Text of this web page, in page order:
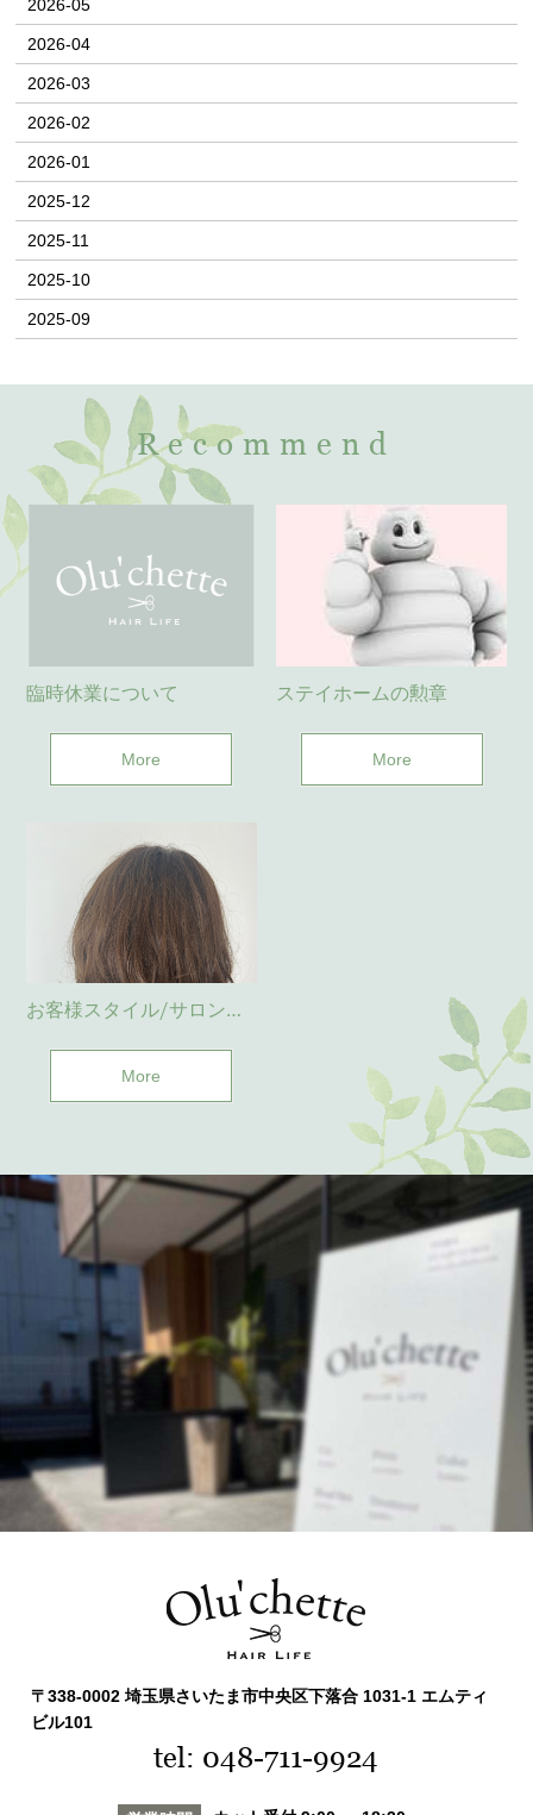
2026-05
2026-04
2026-03
2026-02
2026-01
2025-12
2025-11
2025-10
2025-09
Recommend
臨時休業について
More
ステイホームの勲章
More
お客様スタイル/サロンワーク(与野)
More
〒338-0002 埼玉県さいたま市中央区下落合 1031-1 エムティ
ビル101
tel: 048-711-9924